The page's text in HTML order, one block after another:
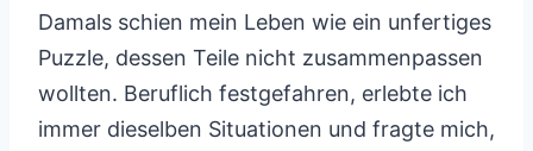
Damals schien mein Leben wie ein unfertiges
Puzzle, dessen Teile nicht zusammenpassen
wollten. Beruflich festgefahren, erlebte ich
immer dieselben Situationen und fragte mich,